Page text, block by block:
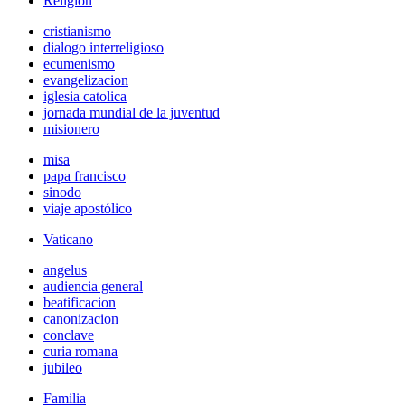
cristianismo
dialogo interreligioso
ecumenismo
evangelizacion
iglesia catolica
jornada mundial de la juventud
misionero
misa
papa francisco
sinodo
viaje apostólico
Vaticano
angelus
audiencia general
beatificacion
canonizacion
conclave
curia romana
jubileo
Familia